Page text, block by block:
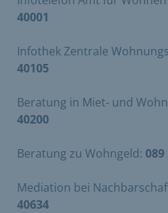
40001
Infothek Zentrale
40105
Beratung in Miet- und
40200
Beratung zu Wohngeld: 089
Mediation bei
40634